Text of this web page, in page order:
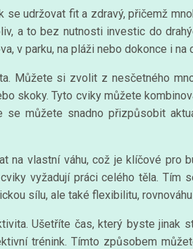
udržovat fit a zdravý, přičemž
a to bez nutnosti investic do
v parku, na pláži nebo dokonce i na
Můžete si zvolit z nesčetného
skoky. Tyto cviky můžete
můžete snadno přizpůsobit
na vlastní váhu, což je klíčové pro
vyžadují práci celého těla.
sílu, ale také flexibilitu,
Ušetříte čas, který byste jinak
trénink. Tímto způsobem